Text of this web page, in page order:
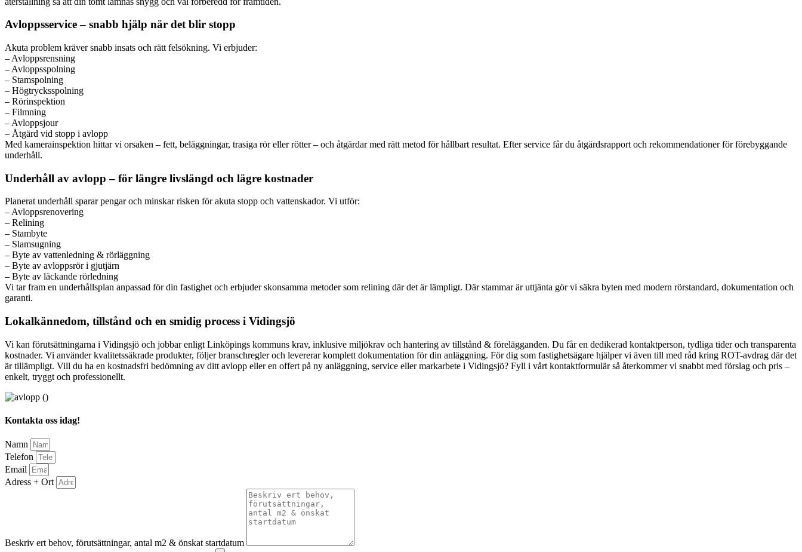
Avloppsservice – snabb hjälp när det blir stopp
Akuta problem kräver snabb insats och rätt felsökning. Vi erbjuder:
– Avloppsrensning
– Avloppsspolning
– Stamspolning
– Högtrycksspolning
– Rörinspektion
– Filmning
– Avloppsjour
– Åtgärd vid stopp i avlopp
Med kamerainspektion hittar vi orsaken – fett, beläggningar, trasiga rör eller rötter – och åtgärdar med rätt metod för hållbart resultat. Efter service får du åtgärdsrapport och rekommendationer för förebyggande
underhåll.
Underhåll av avlopp – för längre livslängd och lägre kostnader
Planerat underhåll sparar pengar och minskar risken för akuta stopp och vattenskador. Vi utför:
– Avloppsrenovering
– Relining
– Stambyte
– Slamsugning
– Byte av vattenledning & rörläggning
– Byte av avloppsrör i gjutjärn
– Byte av läckande rörledning
Vi tar fram en underhållsplan anpassad för din fastighet och erbjuder skonsamma metoder som relining där det är lämpligt. Där stammar är uttjänta gör vi säkra byten med modern rörstandard, dokumentation och
garanti.
Lokalkännedom, tillstånd och en smidig process i Vidingsjö
Vi kan förutsättningarna i Vidingsjö och jobbar enligt Linköpings kommuns krav, inklusive miljökrav och hantering av tillstånd & förelägganden. Du får en dedikerad kontaktperson, tydliga tider och transparenta
kostnader. Vi använder kvalitetssäkrade produkter, följer branschregler och levererar komplett dokumentation för din anläggning. För dig som fastighetsägare hjälper vi även till med råd kring ROT-avdrag där det
är tillämpligt. Vill du ha en kostnadsfri bedömning av ditt avlopp eller en offert på ny anläggning, service eller markarbete i Vidingsjö? Fyll i vårt kontaktformulär så återkommer vi snabbt med förslag och pris –
enkelt, tryggt och professionellt.
Kontakta oss idag!
Namn
Telefon
Email
Adress + Ort
Beskriv ert behov, förutsättningar, antal m2 & önskat startdatum